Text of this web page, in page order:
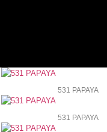
531 PAPAYA
531 PAPAYA